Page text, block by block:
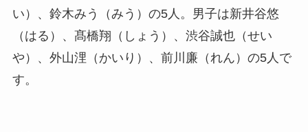
い）、鈴木みう（みう）の5人。男子は新井谷悠
（はる）、髙橋翔（しょう）、渋谷誠也（せい
や）、外山浬（かいり）、前川廉（れん）の5人で
す。